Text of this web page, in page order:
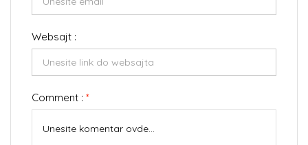
Websajt :
Comment : *